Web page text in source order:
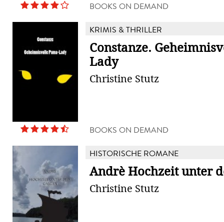
BOOKS ON DEMAND
KRIMIS & THRILLER
Constanze.
Lady
Christine Stutz
BOOKS ON DEMAND
HISTORISCHE ROMANE
Andrè Hochzeit unter
Christine Stutz